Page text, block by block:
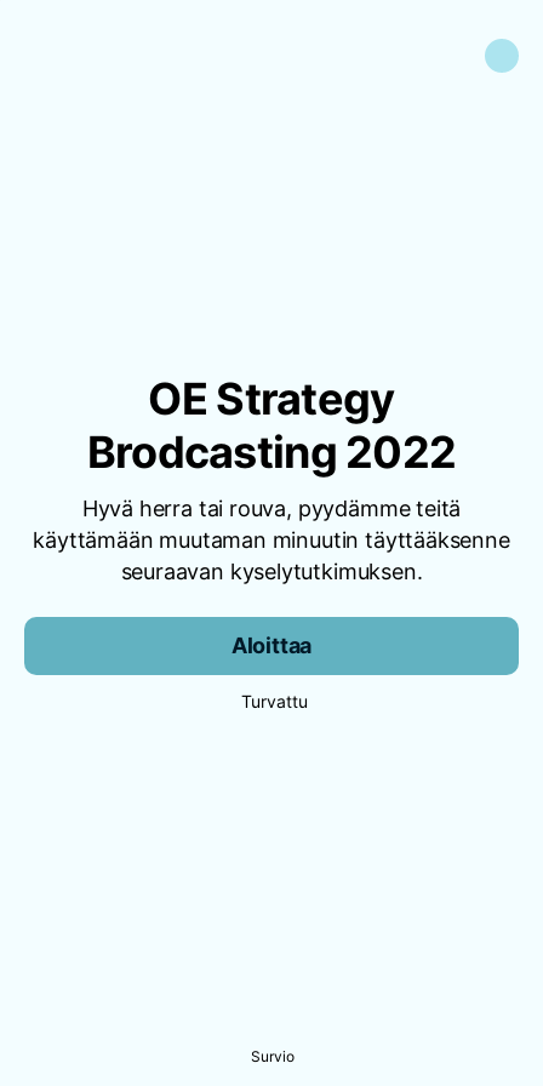
OE Strategy
Brodcasting 2022
Hyvä herra tai rouva, pyydämme teitä
käyttämään muutaman minuutin täyttääksenne
seuraavan kyselytutkimuksen.
Aloittaa
Turvattu
Survio